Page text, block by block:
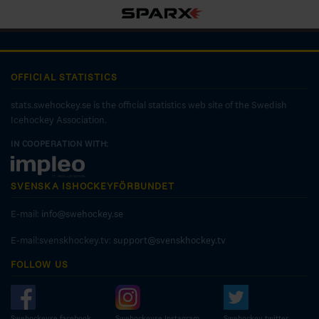
OFFICIAL STATISTICS
stats.swehockey.se is the official statistics web site of the Swedish
Icehockey Association.
IN COOPERATION WITH:
SVENSKA ISHOCKEYFÖRBUNDET
E-mail: info@swehockey.se
E-mail:svenskhockey.tv: support@svenskhockey.tv
FOLLOW US